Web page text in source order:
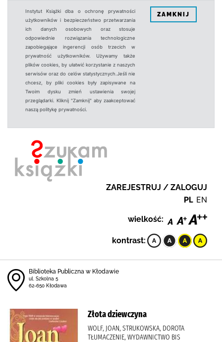
Instytut Książki dba o ochronę prywatności
użytkowników i bezpieczeństwo przetwarzania
ich danych osobowych oraz stosuje
odpowiednie rozwiązania technologiczne
zapobiegające ingerencji osób trzecich w
prywatność użytkowników. Używamy także
plików cookies, by ułatwić korzystanie z naszych
serwisów oraz do celów statystycznych.Jeśli nie
chcesz, by pliki cookies były zapisywane na
Twoim dysku zmień ustawienia swojej
przeglądarki. Kliknij "Zamknij" aby zaakceptować
naszą politykę prywatności.
ZAMKNIJ
ZAREJESTRUJ / ZALOGUJ
PL EN
wielkość:
kontrast:
Biblioteka Publiczna w Kłodawie
ul. Szkolna 5
62-650 Kłodawa
Złota dziewczyna
WOLF, JOAN, STRUKOWSKA, DOROTA
TŁUMACZENIE, WYDAWNICTWO BIS